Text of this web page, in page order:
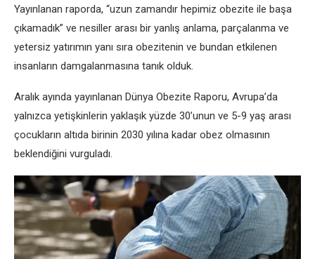
Yayınlanan raporda, “uzun zamandır hepimiz obezite ile başa
çıkamadık” ve nesiller arası bir yanlış anlama, parçalanma ve
yetersiz yatırımın yanı sıra obezitenin ve bundan etkilenen
insanların damgalanmasına tanık olduk.
Aralık ayında yayınlanan Dünya Obezite Raporu, Avrupa’da
yalnızca yetişkinlerin yaklaşık yüzde 30’unun ve 5-9 yaş arası
çocukların altıda birinin 2030 yılına kadar obez olmasının
beklendiğini vurguladı.